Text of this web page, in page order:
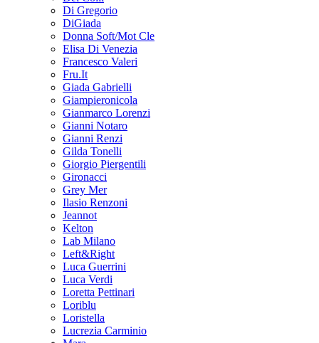
Di Gregorio
DiGiada
Donna Soft/Mot Cle
Elisa Di Venezia
Francesco Valeri
Fru.It
Giada Gabrielli
Giampieronicola
Gianmarco Lorenzi
Gianni Notaro
Gianni Renzi
Gilda Tonelli
Giorgio Piergentili
Gironacci
Grey Mer
Ilasio Renzoni
Jeannot
Kelton
Lab Milano
Left&Right
Luca Guerrini
Luca Verdi
Loretta Pettinari
Loriblu
Loristella
Lucrezia Carminio